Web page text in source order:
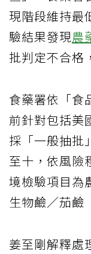
現階段維持最
驗結果發現農
批判定不合格
食藥署依「食
前針對包括美
採「一般抽批
至十，依風險
境檢驗項目為
生物鹼／茄鹼
姜至剛解釋處